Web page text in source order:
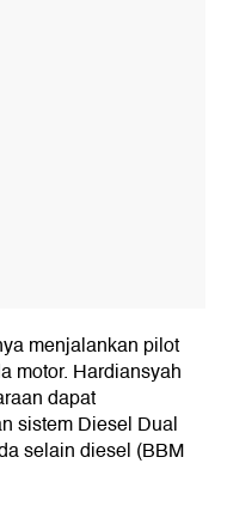
menjalankan pilot
motor. Hardiansyah
dapat
sistem Diesel Dual
selain diesel (BBM